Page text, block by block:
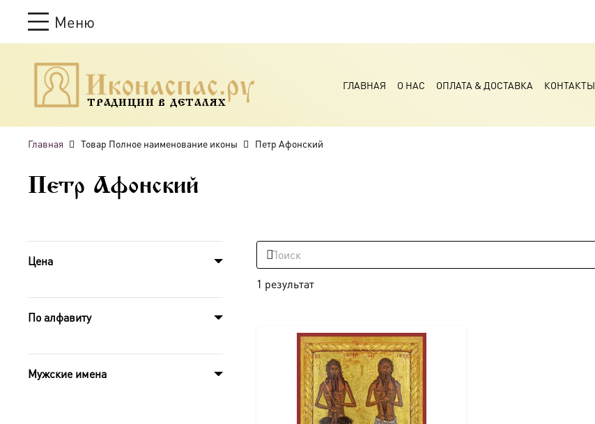
Меню
ТРАДИЦИИ В ДЕТАЛЯХ
ГЛАВНАЯ О НАС ОПЛАТА & ДОСТАВКА КОНТАКТЫ
Главная Товар Полное наименование иконы Петр Афонский
Петр Афонский
Цена
По алфавиту
Мужские имена
1 результат